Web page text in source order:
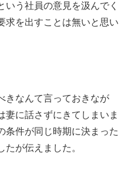
いう社員の意見を汲んでく
求を出すことは無いと思い
きなんて言っておきなが
妻に話さずにきてしまいま
条件が同じ時期に決まった
が伝えました。